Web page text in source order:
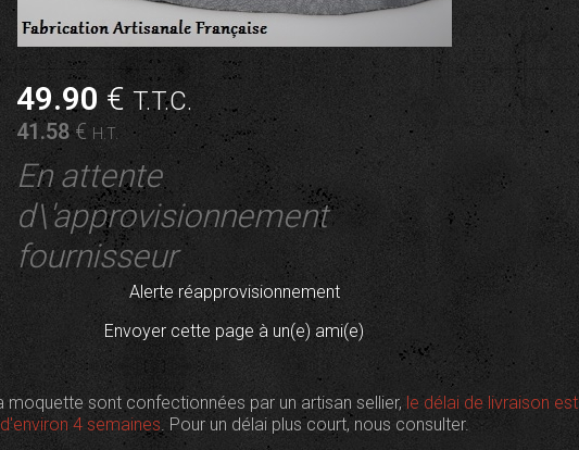
49.90 €T.T.C.
41.58€ H.T.
En attente
d\'approvisionnement
fournisseur
Alerte réapprovisionnement
Envoyer cette page à un(e) ami(e)
moquette sont confectionnées par un artisan sellier, le délai de livraison est
d'environ 4 semaines. Pour un délai plus court, nous consulter.